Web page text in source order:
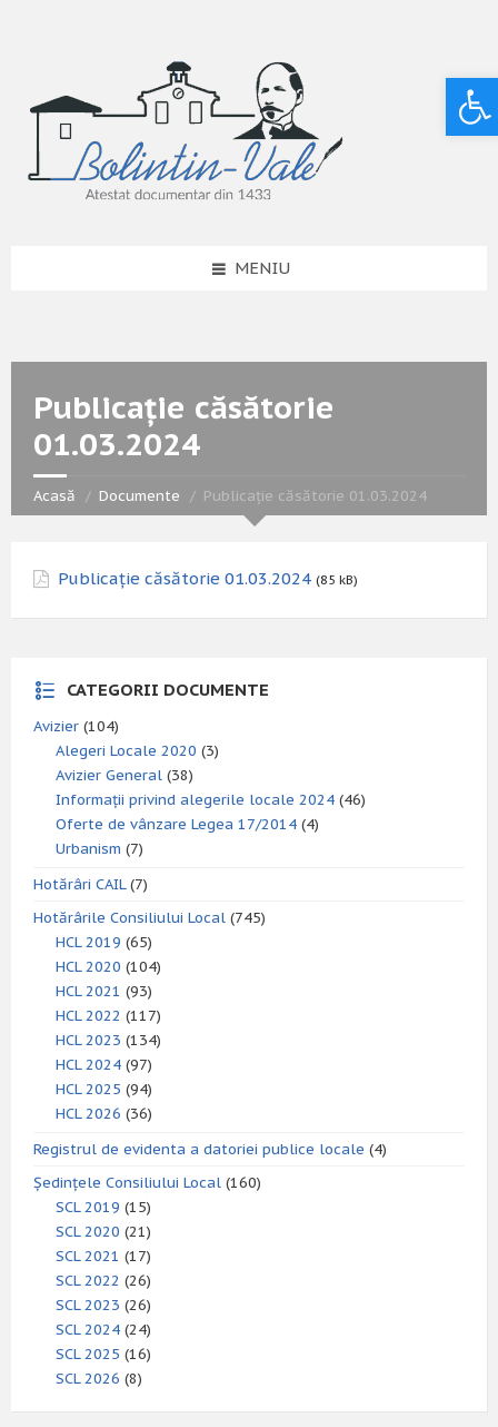
MENIU
Publicație căsătorie
01.03.2024
Acasă Documente Publicație căsătorie 01.03.2024
Publicație căsătorie 01.03.2024 (85 kB)
CATEGORII DOCUMENTE
Avizier (104)
Alegeri Locale 2020 (3)
Avizier General (38)
Informații privind alegerile locale 2024 (46)
Oferte de vânzare Legea 17/2014 (4)
Urbanism (7)
Hotărâri CAIL(7)
Hotărârile Consiliului Local (745)
HCL 2019 (65)
HCL 2020 (104)
HCL 2021 (93)
HCL 2022 (117)
HCL 2023 (134)
HCL 2024 (97)
HCL 2025 (94)
HCL 2026 (36)
Registrul de evidenta a datoriei publice locale (4)
Ședințele Consiliului Local (160)
SCL 2019 (15)
SCL 2020 (21)
SCL 2021 (17)
SCL 2022 (26)
SCL 2023 (26)
SCL 2024 (24)
SCL 2025 (16)
SCL 2026 (8)
Deschide bara de unelte